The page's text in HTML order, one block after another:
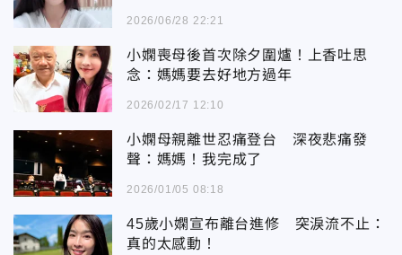
2026/06/28 22:21
小嫻喪母後首次除夕圍爐！上香吐思
念：媽媽要去好地方過年
2026/02/17 12:10
小嫻母親離世忍痛登台 深夜悲痛發
聲：媽媽！我完成了
2026/01/05 08:18
45歲小嫻宣布離台進修 突淚流不止：
真的太感動！